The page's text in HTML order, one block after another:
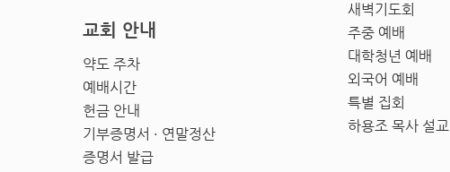
새벽기도회
주중 예배
대학청년 예배
외국어 예배
특별 집회
하용조 목사 설교
교회 안내
약도 주차
예배시간
헌금 안내
기부증명서 · 연말정산
증명서 발급